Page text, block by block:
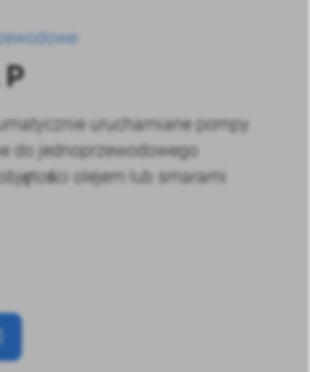
uruchamiane pompy
do jednoprzewodowego
olejem lub smarami